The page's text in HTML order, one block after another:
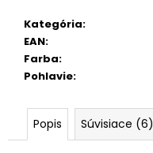
Kategória:
EAN:
Farba:
Pohlavie:
Popis Súvisiace (6)